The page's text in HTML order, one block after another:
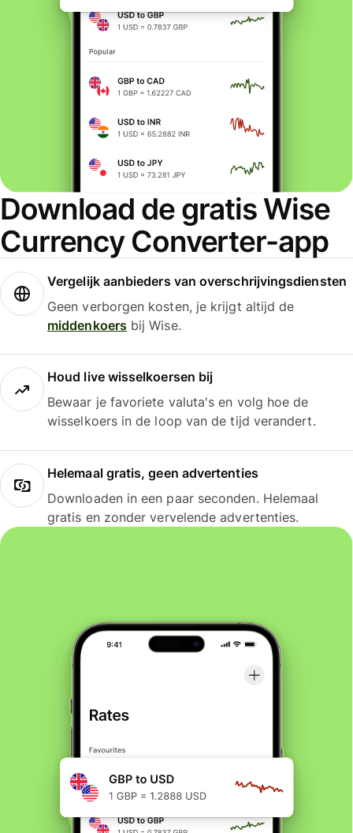
Download de gratis Wise
Currency Converter-app
Vergelijk aanbieders van overschrijvingsdiensten
Geen verborgen kosten, je krijgt altijd de
middenkoersbij Wise.
Houd live wisselkoersen bij
Bewaar je favoriete valuta's en volg hoe de
wisselkoers in de loop van de tijd verandert.
Helemaal gratis, geen advertenties
Downloaden in een paar seconden. Helemaal
gratis en zonder vervelende advertenties.